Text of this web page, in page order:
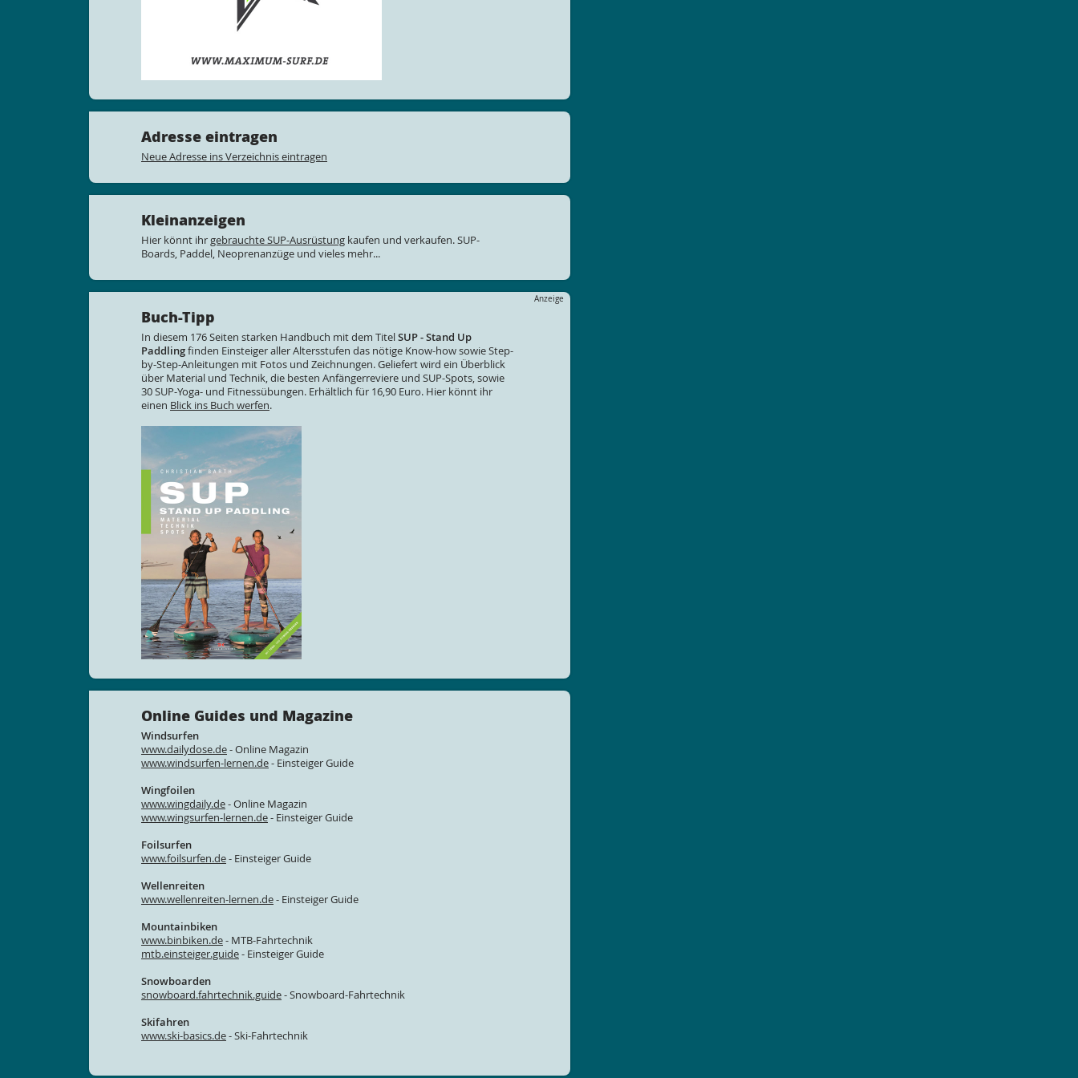
Adresse eintragen
Neue Adresse ins Verzeichnis eintragen
Kleinanzeigen
Hier könnt ihrgebrauchte SUP-Ausrüstung kaufen und verkaufen. SUP-
Boards, Paddel, Neoprenanzüge und vieles mehr...
Anzeige
Buch-Tipp
In diesem 176 Seiten starken Handbuch mit dem TitelSUP - Stand Up
Paddlingfinden Einsteiger aller Altersstufen das nötige Know-how sowie Step-
by-Step-Anleitungen mit Fotos und Zeichnungen. Geliefert wird ein Überblick
über Material und Technik, die besten Anfängerreviere und SUP-Spots, sowie
30 SUP-Yoga- und Fitnessübungen. Erhältlich für 16,90 Euro. Hier könnt ihr
einen Blick ins Buch werfen.
Online Guides und Magazine
Windsurfen
www.dailydose.de- Online Magazin
www.windsurfen-lernen.de- Einsteiger Guide
Wingfoilen
www.wingdaily.de- Online Magazin
www.wingsurfen-lernen.de- Einsteiger Guide
Foilsurfen
www.foilsurfen.de- Einsteiger Guide
Wellenreiten
www.wellenreiten-lernen.de- Einsteiger Guide
Mountainbiken
www.binbiken.de- MTB-Fahrtechnik
mtb.einsteiger.guide- Einsteiger Guide
Snowboarden
snowboard.fahrtechnik.guide- Snowboard-Fahrtechnik
Skifahren
www.ski-basics.de- Ski-Fahrtechnik